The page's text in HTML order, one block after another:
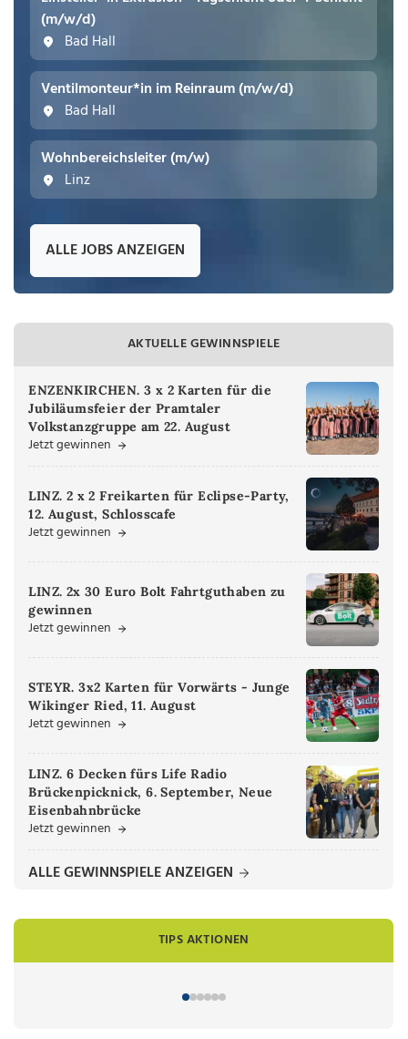
(m/w/d)
Bad Hall
Ventilmonteur*in im Reinraum (m/w/d)
Bad Hall
Wohnbereichsleiter (m/w)
Linz
ALLE JOBS ANZEIGEN
AKTUELLE GEWINNSPIELE
ENZENKIRCHEN. 3 x 2 Karten für die
Jubiläumsfeier der Pramtaler
Volkstanzgruppe am 22. August
Jetzt gewinnen
LINZ. 2 x 2 Freikarten für Eclipse-Party,
12. August, Schlosscafe
Jetzt gewinnen
LINZ. 2x 30 Euro Bolt Fahrtguthaben zu
gewinnen
Jetzt gewinnen
STEYR. 3x2 Karten für Vorwärts - Junge
Wikinger Ried, 11. August
Jetzt gewinnen
LINZ. 6 Decken fürs Life Radio
Brückenpicknick, 6. September, Neue
Eisenbahnbrücke
Jetzt gewinnen
ALLE GEWINNSPIELE ANZEIGEN
TIPS AKTIONEN